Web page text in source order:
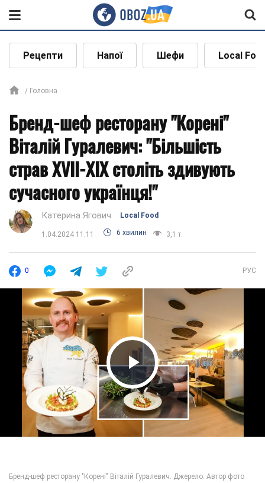
Рецепти Напої Шефи Local
Головна
Бренд-шеф ресторану "Корені"
Віталій Гуралевич: "Більшість
страв XVII-XIX століть здивують
сучасного українця!"
Катерина Ягович Local Food
1.04.2024 11:11 6 хвилин 3,1 т.
0 РУС
Play Video